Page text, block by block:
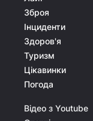
Зброя
Інциденти
Здоров'я
Туризм
Цікавинки
Погода
Відео з Youtube